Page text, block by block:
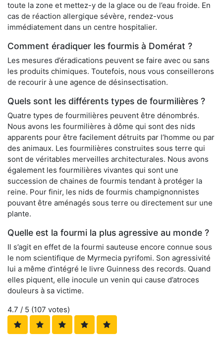
toute la zone et mettez-y de la glace ou de l’eau froide. En
cas de réaction allergique sévère, rendez-vous
immédiatement dans un centre hospitalier.
Comment éradiquer les fourmis à Domérat ?
Les mesures d’éradications peuvent se faire avec ou sans
les produits chimiques. Toutefois, nous vous conseillerons
de recourir à une agence de désinsectisation.
Quels sont les différents types de fourmilières ?
Quatre types de fourmilières peuvent être dénombrés.
Nous avons les fourmilières à dôme qui sont des nids
apparents pour être facilement détruits par l’homme ou par
des animaux. Les fourmilières construites sous terre qui
sont de véritables merveilles architecturales. Nous avons
également les fourmilières vivantes qui sont une
succession de chaines de fourmis tendant à protéger la
reine. Pour finir, les nids de fourmis champignonnistes
pouvant être aménagés sous terre ou directement sur une
plante.
Quelle est la fourmi la plus agressive au monde ?
Il s’agit en effet de la fourmi sauteuse encore connue sous
le nom scientifique de Myrmecia pyrifomi. Son agressivité
lui a même d’intégré le livre Guinness des records. Quand
elles piquent, elle inocule un venin qui cause d’atroces
douleurs à sa victime.
4.7 / 5 (107 votes)